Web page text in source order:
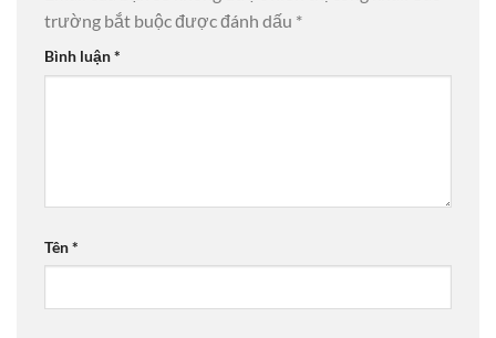
trường bắt buộc được đánh dấu *
Bình luận*
Tên*